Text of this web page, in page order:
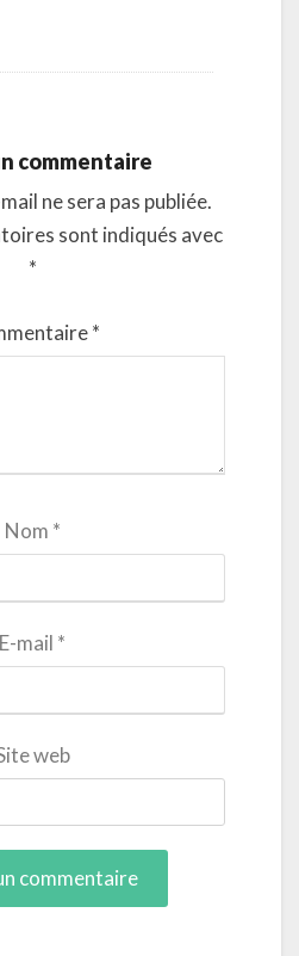
commentaire
ne sera pas publiée.
sont indiqués avec
*
*
Nom *
E-mail *
web